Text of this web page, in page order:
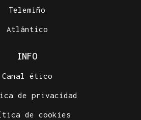
Telemiño
Atlántico
INFO
Canal ético
de privacidad
de cookies